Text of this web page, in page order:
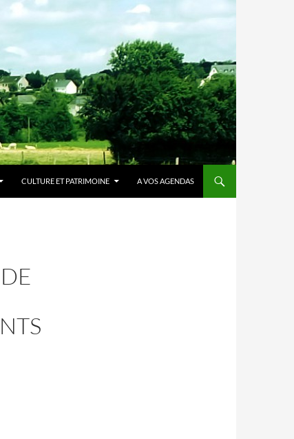
CULTURE ET PATRIMOINE A VOS AGENDAS